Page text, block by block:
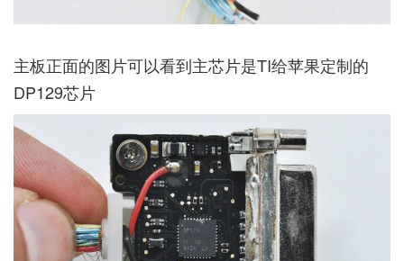
主板正面的图片可以看到主芯片是TI给苹果定制的
DP129芯片